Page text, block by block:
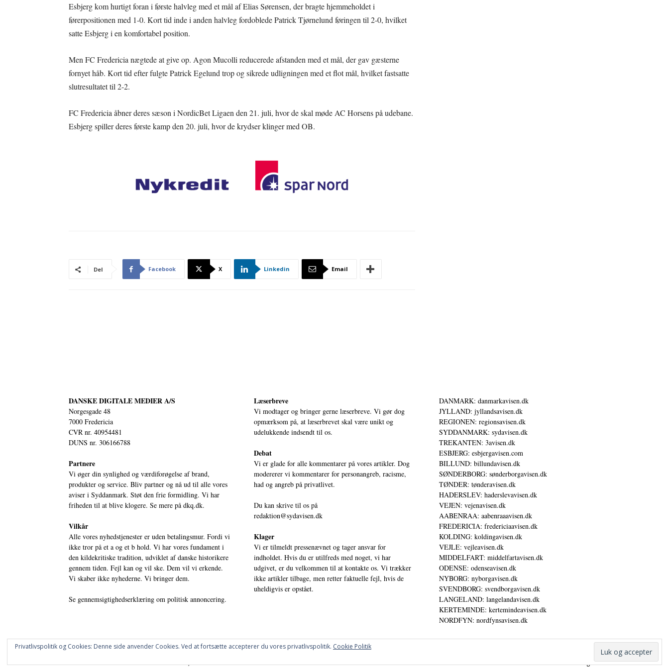
Esbjerg kom hurtigt foran i første halvleg med et mål af Elias Sørensen, der bragte hjemmeholdet i
førerpositionen med 1-0. Kort tid inde i anden halvleg fordoblede Patrick Tjørnelund føringen til 2-0, hvilket
satte Esbjerg i en komfortabel position.
Men FC Fredericia nægtede at give op. Agon Mucolli reducerede afstanden med et mål, der gav gæsterne
fornyet håb. Kort tid efter fulgte Patrick Egelund trop og sikrede udligningen med et flot mål, hvilket fastsatte
slutresultatet til 2-2.
FC Fredericia åbner deres sæson i NordicBet Ligaen den 21. juli, hvor de skal møde AC Horsens på udebane.
Esbjerg spiller deres første kamp den 20. juli, hvor de krydser klinger med OB.
Del Facebook X Linkedin Email
DANSKE DIGITALE MEDIER A/S
Norgesgade 48
7000 Fredericia
CVR nr. 40954481
DUNS nr. 306166788
Partnere
Vi øger din synlighed og værdiforøgelse af brand,
produkter og service. Bliv partner og nå ud til alle vores
aviser i Syddanmark. Støt den frie formidling. Vi har
friheden til at blive klogere. Se mere på dkq.dk.
Vilkår
Alle vores nyhedstjenester er uden betalingsmur. Fordi vi
ikke tror på et a og et b hold. Vi har vores fundament i
den kildekritiske tradition, udviklet af danske historikere
gennem tiden. Fejl kan og vil ske. Dem vil vi erkende.
Vi skaber ikke nyhederne. Vi bringer dem.
Se gennemsigtighedserklæring om politisk annoncering.
Læserbreve
Vi modtager og bringer gerne læserbreve. Vi gør dog
opmærksom på, at læserbrevet skal være unikt og
udelukkende indsendt til os.
Debat
Vi er glade for alle kommentarer på vores artikler. Dog
modererer vi kommentarer for personangreb, racisme,
had og angreb på privatlivet.
Du kan skrive til os på
redaktion@sydavisen.dk
Klager
Vi er tilmeldt pressenævnet og tager ansvar for
indholdet. Hvis du er utilfreds med noget, vi har
udgivet, er du velkommen til at kontakte os. Vi trækker
ikke artikler tilbage, men retter faktuelle fejl, hvis de
uheldigvis er opstået.
DANMARK: danmarkavisen.dk
JYLLAND: jyllandsavisen.dk
REGIONEN: regionsavisen.dk
SYDDANMARK: sydavisen.dk
TREKANTEN: 3avisen.dk
ESBJERG: esbjergavisen.com
BILLUND: billundavisen.dk
SØNDERBORG: sønderborgavisen.dk
TØNDER: tønderavisen.dk
HADERSLEV: haderslevavisen.dk
VEJEN: vejenavisen.dk
AABENRAA: aabenraaavisen.dk
FREDERICIA: fredericiaavisen.dk
KOLDING: koldingavisen.dk
VEJLE: vejleavisen.dk
MIDDELFART: middelfartavisen.dk
ODENSE: odenseavisen.dk
NYBORG: nyborgavisen.dk
SVENDBORG: svendborgavisen.dk
LANGELAND: langelandavisen.dk
KERTEMINDE: kertemindeavisen.dk
NORDFYN: nordfynsavisen.dk
Annoncer Udgiver
© DANSKE DIGITALE MEDIER A/S - NYHEDER, ANALYSER OG PERSPEKTIVER
Privatlivspolitik og Cookies: Denne side anvender Cookies. Ved at fortsætte accepterer du vores privatlivspolitik. Cookie Politik